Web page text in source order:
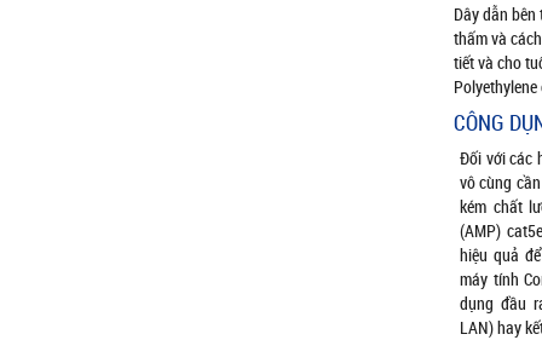
Dây dẫn
thấm và
tiết và cho
CÔNG
Đối với các
vô cùng
kém chất
(AMP)
hiệu quả
máy tính
dụng đầu
LAN) hay